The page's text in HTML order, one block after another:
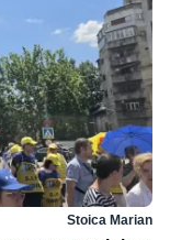
Stoica Marian